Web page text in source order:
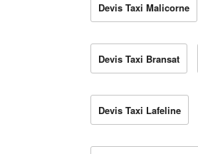
Devis Taxi Malicorne
Devis Taxi Bransat
Devis Taxi Lafeline